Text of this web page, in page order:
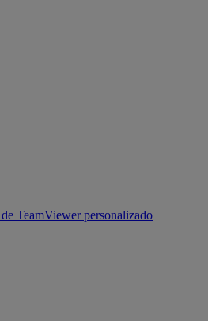
TeamViewer personalizado